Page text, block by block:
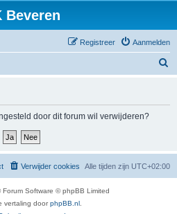
Beveren
Aanmelden
Registreer
door dit forum wil verwijderen?
Alle tijden zijn UTC+02:00
Verwijder cookies
Forum Software © phpBB Limited
vertaling doorphpBB.nl